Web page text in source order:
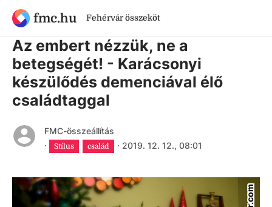
fmc.hu Fehérvár összeköt
6 évnél régebbi cikk
Az embert nézzük, ne a
betegségét! - Karácsonyi
készülődés demenciával élő
családtaggal
FMC-összeállítás
·
Stílus család · 2019. 12. 12., 08:01